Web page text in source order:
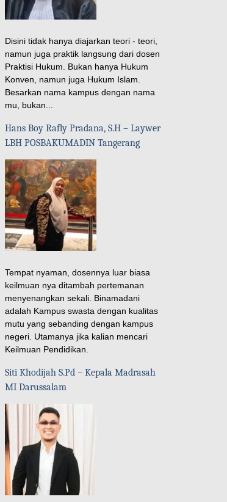
Disini tidak hanya diajarkan teori - teori,
namun juga praktik langsung dari dosen
Praktisi Hukum. Bukan hanya Hukum
Konven, namun juga Hukum Islam.
Besarkan nama kampus dengan nama
mu, bukan...
Hans Boy Rafly Pradana, S.H – Laywer
LBH POSBAKUMADIN Tangerang
Tempat nyaman, dosennya luar biasa
keilmuan nya ditambah pertemanan
menyenangkan sekali. Binamadani
adalah Kampus swasta dengan kualitas
mutu yang sebanding dengan kampus
negeri. Utamanya jika kalian mencari
Keilmuan Pendidikan.
Siti Khodijah S.Pd – Kepala Madrasah
MI Darussalam